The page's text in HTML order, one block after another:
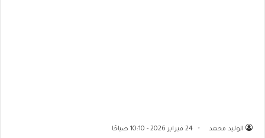
الوليد محمد 24 فبراير 2026 - 10:10 صباحًا